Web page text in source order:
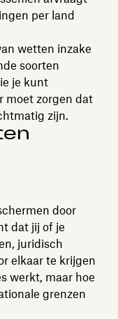
per land
wetten inzake
soorten
je kunt
moet zorgen dat
zijn.
door
dat jij of je
juridisch
elkaar te krijgen
werkt, maar hoe
grenzen